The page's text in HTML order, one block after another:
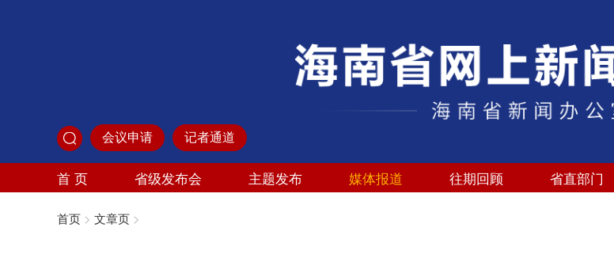
会议申请 记者通道
首 页 省级发布会 主题发布 媒体报道 往期回顾 省直部门
首页 > 文章页 >